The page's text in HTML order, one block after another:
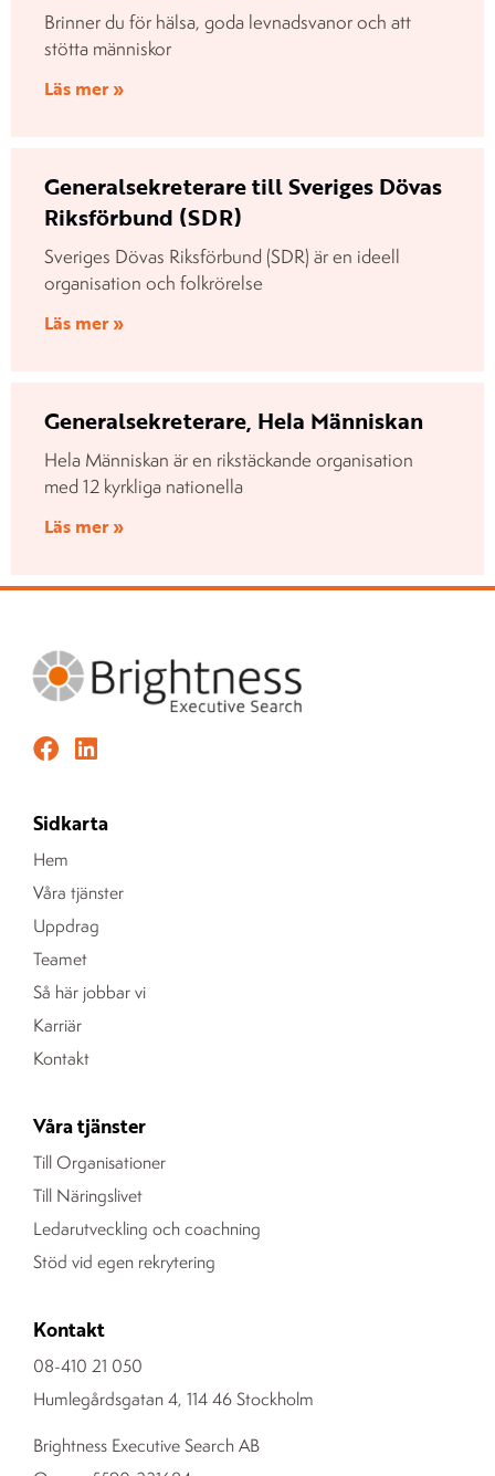
Brinner du för hälsa, goda levnadsvanor och att
stötta människor
Läs mer »
Generalsekreterare till Sveriges Dövas
Riksförbund (SDR)
Sveriges Dövas Riksförbund (SDR) är en ideell
organisation och folkrörelse
Läs mer »
Generalsekreterare, Hela Människan
Hela Människan är en rikstäckande organisation
med 12 kyrkliga nationella
Läs mer »
Sidkarta
Hem
Våra tjänster
Uppdrag
Teamet
Så här jobbar vi
Karriär
Kontakt
Våra tjänster
Till Organisationer
Till Näringslivet
Ledarutveckling och coachning
Stöd vid egen rekrytering
Kontakt
08-410 21 050
Humlegårdsgatan 4, 114 46 Stockholm
Brightness Executive Search AB